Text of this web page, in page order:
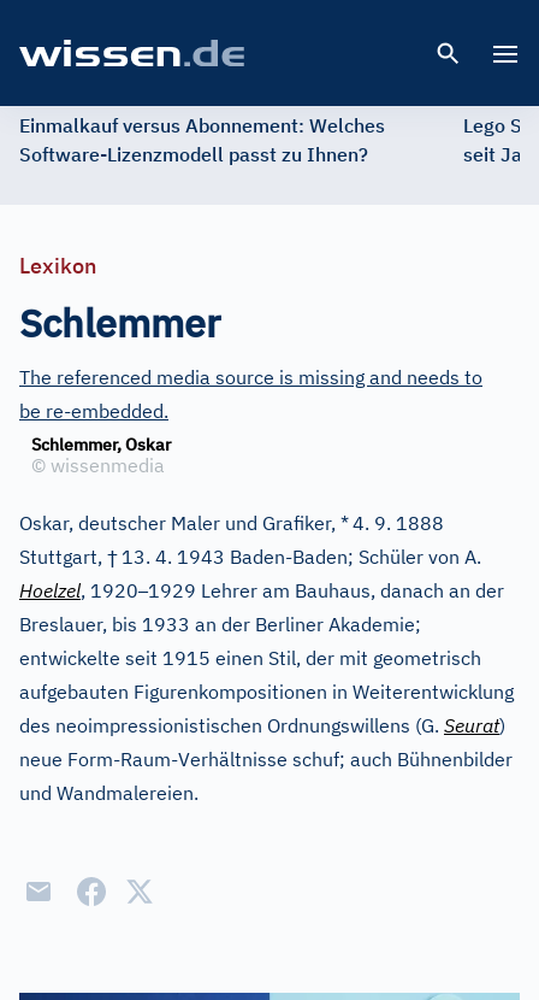
Einmalkauf versus Abonnement: Welches
Software-Lizenzmodell passt zu Ihnen?
Lego
seit
Lexikon
Schlemmer
The referenced media source is missing and needs to
be re-embedded.
Schlemmer, Oskar
© wissenmedia
Oskar, deutscher Maler und Grafiker, *4. 9. 1888
Stuttgart, † 13. 4. 1943 Baden-Baden; Schüler von A.
Hoelzel, 1920–1929 Lehrer am Bauhaus, danach an der
Breslauer, bis 1933 an der Berliner Akademie;
entwickelte seit 1915 einen Stil, der mit geometrisch
aufgebauten Figurenkompositionen in Weiterentwicklung
des neoimpressionistischen Ordnungswillens (G. Seurat)
neue Form-Raum-Verhältnisse schuf; auch Bühnenbilder
und Wandmalereien.